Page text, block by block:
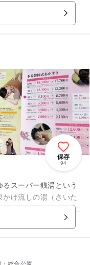
フットサルコート１
保存
94
スーパー銭湯という
け流しの湯（さいた
多彩で広々としたお風